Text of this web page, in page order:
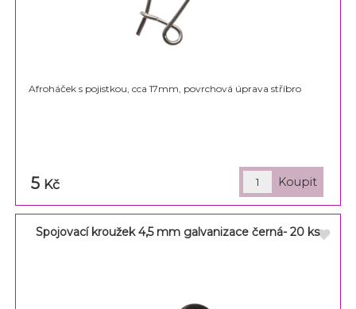
Afroháček s pojistkou, cca 17mm, povrchová úprava stříbro
5 Kč
Spojovací kroužek 4,5 mm galvanizace černá- 20 ks